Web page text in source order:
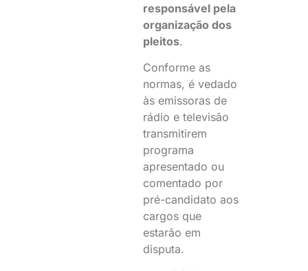
responsável pela
organização dos
pleitos.
Conforme as
normas, é vedado
às emissoras de
rádio e televisão
transmitirem
programa
apresentado ou
comentado por
pré-candidato aos
cargos que
estarão em
disputa.